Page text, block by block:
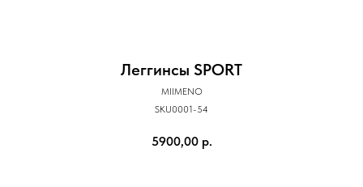
Леггинсы SPORT
MIIMENO
SKU0001-54
5900,00 р.